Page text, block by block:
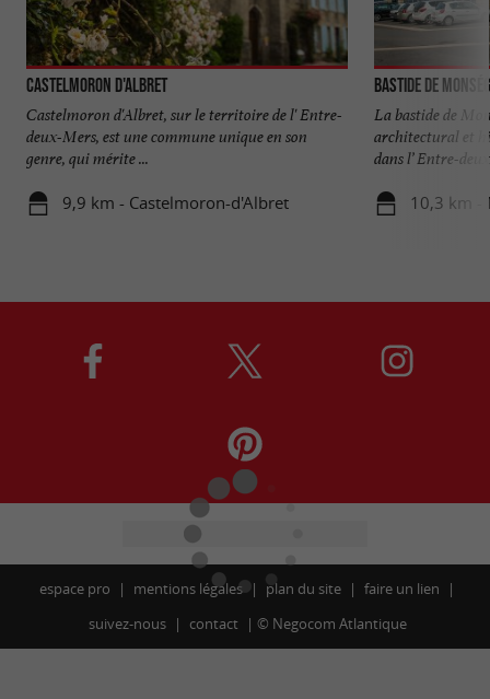
Castelmoron d'Albret
Castelmoron d'Albret, sur le territoire de l' Entre-
deux-Mers, est une commune unique en son
genre, qui mérite ...
9,9 km - Castelmoron-d'Albret
Bastide de
La bastide de
architectural et
dans l’ Entre-
10,3 km -
espace pro mentions légales plan du site
faire un lien
suivez-nous
contact © Negocom Atlantique